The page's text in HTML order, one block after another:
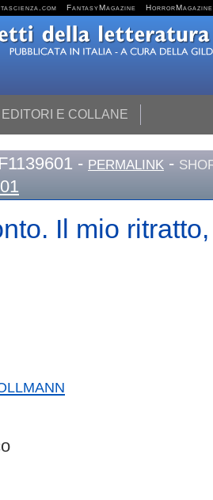
FantasyMagazine HorrorMagazine
EDITORI E COLLANE
- PERMALINK -
Il mio